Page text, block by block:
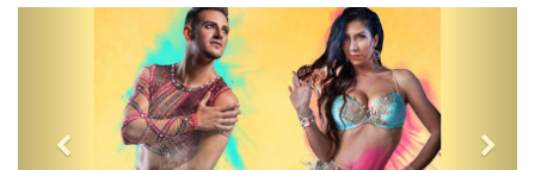
Previous